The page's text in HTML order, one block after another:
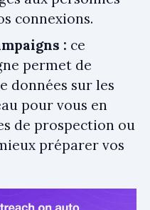
connexions.
: ce
permet de
données sur les
pour vous en
de prospection ou
préparer vos